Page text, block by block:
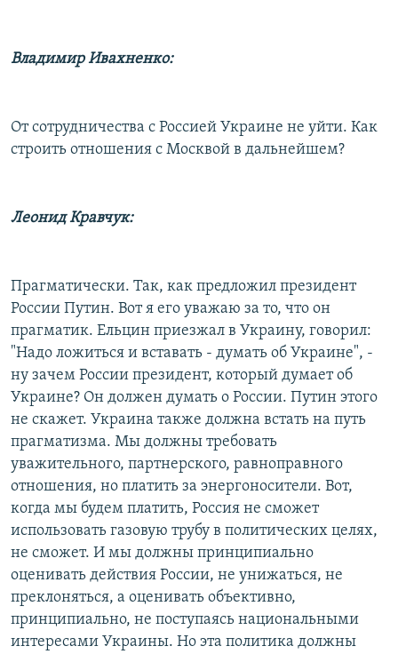
Владимир Ивахненко:
От сотрудничества с Россией Украине не уйти. Как
строить отношения с Москвой в дальнейшем?
Леонид Кравчук:
Прагматически. Так, как предложил президент
России Путин. Вот я его уважаю за то, что он
прагматик. Ельцин приезжал в Украину, говорил:
"Надо ложиться и вставать - думать об Украине", -
ну зачем России президент, который думает об
Украине? Он должен думать о России. Путин этого
не скажет. Украина также должна встать на путь
прагматизма. Мы должны требовать
уважительного, партнерского, равноправного
отношения, но платить за энергоносители. Вот,
когда мы будем платить, Россия не сможет
использовать газовую трубу в политических целях,
не сможет. И мы должны принципиально
оценивать действия России, не унижаться, не
преклоняться, а оценивать объективно,
принципиально, не поступаясь национальными
интересами Украины. Но эта политика должны